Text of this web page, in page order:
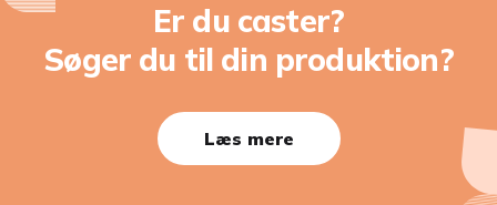
Er du caster?
Søger du til din produktion?
Læs mere